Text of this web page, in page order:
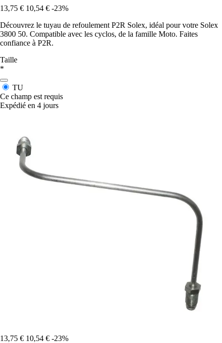
13,75 € 10,54 € -23%
Découvrez le tuyau de refoulement P2R Solex, idéal pour votre Solex
3800 50. Compatible avec les cyclos, de la famille Moto. Faites
confiance à P2R.
Taille
*
TU
Ce champ est requis
Expédié en 4 jours
13,75 € 10,54 € -23%